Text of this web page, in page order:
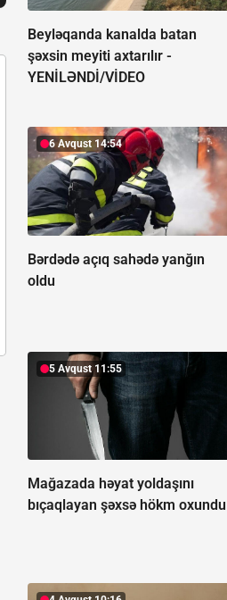
Beyləqanda kanalda batan
şəxsin meyiti axtarılır -
YENİLƏNDİ/VİDEO
6 Avqust 14:54
Bərdədə açıq sahədə yanğın
oldu
5 Avqust 11:55
Mağazada həyat yoldaşını
bıçaqlayan şəxsə hökm oxundu